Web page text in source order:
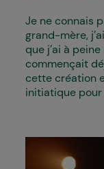
Je ne connais
grand-mère,
que j’ai à
commençait
cette création
initiatique pour